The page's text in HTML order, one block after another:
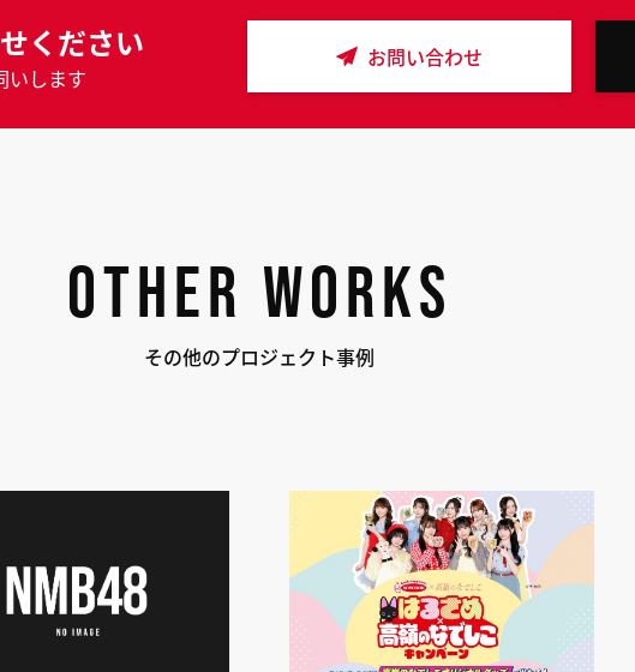
ください
いします
お問い合わせ
OTHER WORKS
その他のプロジェクト事例